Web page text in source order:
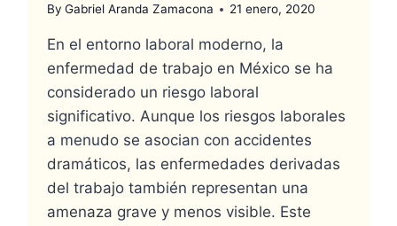
By Gabriel Aranda Zamacona 21 enero, 2020
En el entorno laboral moderno, la
enfermedad de trabajo en México se ha
considerado un riesgo laboral
significativo. Aunque los riesgos laborales
a menudo se asocian con accidentes
dramáticos, las enfermedades derivadas
del trabajo también representan una
amenaza grave y menos visible. Este